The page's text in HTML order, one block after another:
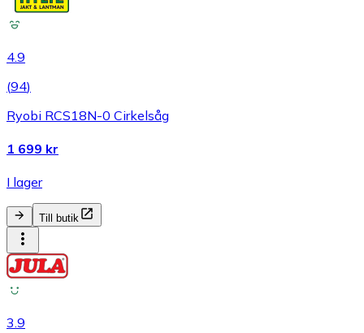
4.9
(94)
Ryobi RCS18N-0 Cirkelsåg
1 699 kr
I lager
Till butik
3.9